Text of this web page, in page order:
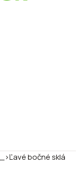
›Ľavé bočné sklá